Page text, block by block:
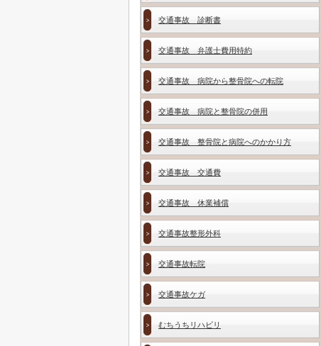
交通事故 診断書
交通事故 弁護士費用特約
交通事故 病院から整骨院への転院
交通事故 病院と整骨院の併用
交通事故 整骨院と病院へのかかり方
交通事故 交通費
交通事故 休業補償
交通事故整形外科
交通事故転院
交通事故ケガ
むちうちリハビリ